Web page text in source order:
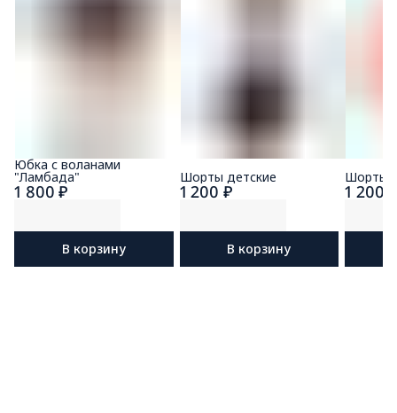
1 800 ₽
Юбка с воланами
"Ламбада"
В корзину
1 200 ₽
Шорты детские
В корзину
1 200
Шорты